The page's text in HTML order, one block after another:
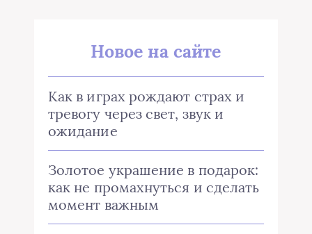
Новое на сайте
Как в играх рождают страх и
тревогу через свет, звук и
ожидание
Золотое украшение в подарок:
как не промахнуться и сделать
момент важным